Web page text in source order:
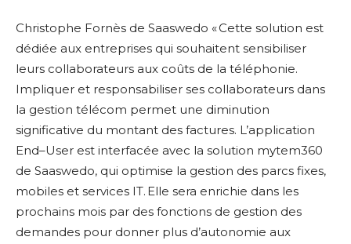
Christophe Fornès de Saaswedo « Cette solution est
dédiée aux entreprises qui souhaitent sensibiliser
leurs collaborateurs aux coûts de la téléphonie.
Impliquer et responsabiliser ses collaborateurs dans
la gestion télécom permet une diminution
significative du montant des factures. L’application
End–User est interfacée avec la solution mytem360
de Saaswedo, qui optimise la gestion des parcs fixes,
mobiles et services IT. Elle sera enrichie dans les
prochains mois par des fonctions de gestion des
demandes pour donner plus d’autonomie aux